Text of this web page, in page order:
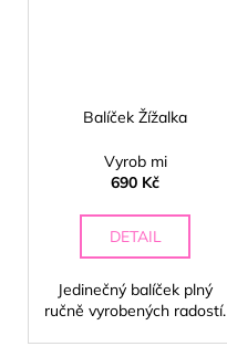
Balíček Žížalka
Vyrob mi
690 Kč
DETAIL
Jedinečný balíček plný
ručně vyrobených radostí.